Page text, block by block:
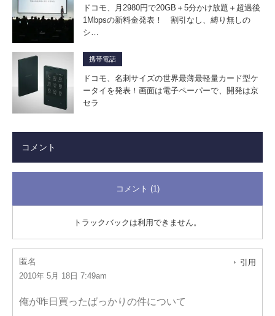
ドコモ、月2980円で20GB＋5分かけ放題＋超過後
1Mbpsの新料金発表！ 割引なし、縛り無しの
シ…
携帯電話
ドコモ、名刺サイズの世界最薄最軽量カード型ケ
ータイを発表！画面は電子ペーパーで、開発は京
セラ
コメント
コメント (1)
トラックバックは利用できません。
匿名
2010年 5月 18日 7:49am
引用
俺が昨日買ったばっかりの件について